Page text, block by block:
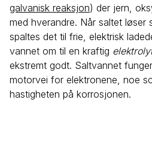
galvanisk reaksjon) der jern,
med hverandre. Når saltet løser
spaltes det til frie, elektrisk
vannet om til en kraftig
ekstremt godt. Saltvannet
motorvei for elektronene, noe
hastigheten på korrosjonen.